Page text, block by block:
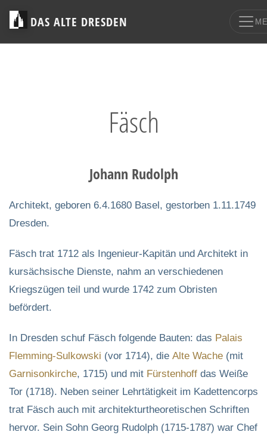
DAS ALTE DRESDEN
Fäsch
Johann Rudolph
Architekt, geboren 6.4.1680 Basel, gestorben 1.11.1749
Dresden.
Fäsch trat 1712 als Ingenieur-Kapitän und Architekt in
kursächsische Dienste, nahm an verschiedenen
Kriegszügen teil und wurde 1742 zum Obristen
befördert.
In Dresden schuf Fäsch folgende Bauten: das Palais
Flemming-Sulkowski (vor 1714), die Alte Wache (mit
Garnisonkirche, 1715) und mit Fürstenhoff das Weiße
Tor (1718). Neben seiner Lehrtätigkeit im Kadettencorps
trat Fäsch auch mit architekturtheoretischen Schriften
hervor. Sein Sohn Georg Rudolph (1715-1787) war Chef